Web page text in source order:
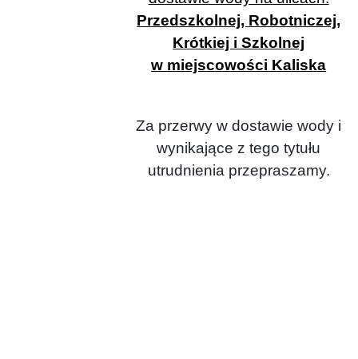
Przedszkolnej, Robotniczej,
Krótkiej i Szkolnej
w miejscowości Kaliska
Za przerwy w dostawie wody i
wynikające z tego tytułu
utrudnienia przepraszamy.